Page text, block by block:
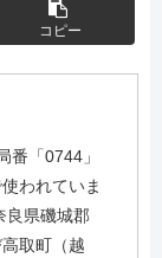
コピー
番「0744」
われていま
良県磯城郡
取町（越